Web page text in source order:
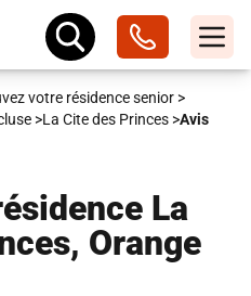
votre résidence senior >
>La Cite des Princes >Avis
La
Orange